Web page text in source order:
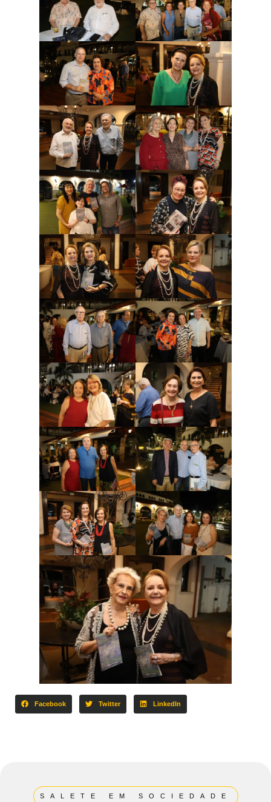
Facebook Twitter LinkedIn
SALETE EM SOCIEDADE